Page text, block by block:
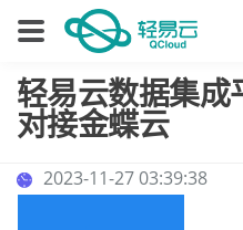
轻易云数据集成
对接金蝶云
2023-11-27 03:39:38